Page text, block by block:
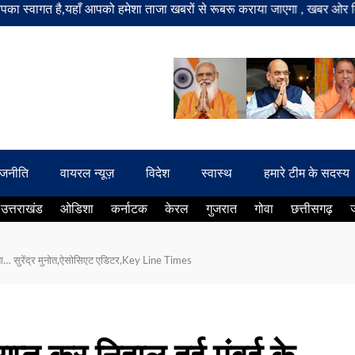
आपको हमेशा ताजा खबरों से रूबरू कराया जाएगा , खबर ओर
वायरल न्यूज़ विदेश स्वास्थ हमारे टीम के सदस्य
उत्तराखंड ओडिशा कर्नाटक केरल गुजरात गोवा छत्तीसगढ़
सुरेंद्र मुनोत,ऐसोसिएट एडिटर,Key Line Times